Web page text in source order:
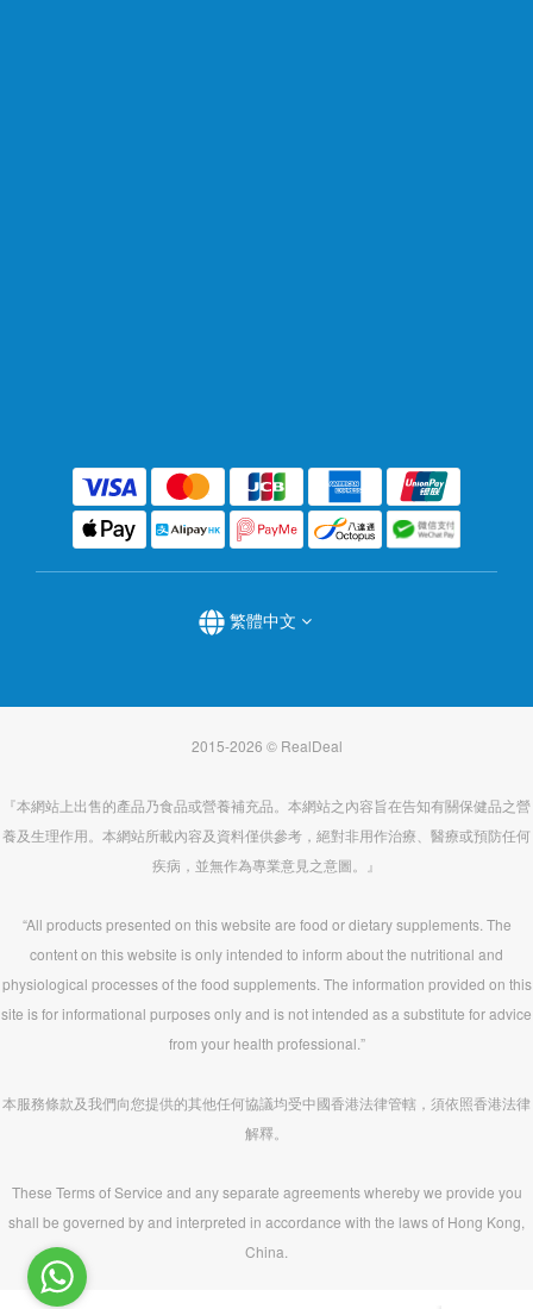
繁體中文
2015-2026 © RealDeal
『本網站上出售的產品乃食品或營養補充品。本網站之內容旨在告知有關保健品之營
養及生理作用。本網站所載內容及資料僅供參考，絕對非用作治療、醫療或預防任何
疾病，並無作為專業意見之意圖。』
“All products presented on this website are food or dietary supplements. The
content on this website is only intended to inform about the nutritional and
physiological processes of the food supplements. The information provided on this
site is for informational purposes only and is not intended as a substitute for advice
from your health professional.”
本服務條款及我們向您提供的其他任何協議均受中國香港法律管轄，須依照香港法律
解釋。
These Terms of Service and any separate agreements whereby we provide you
shall be governed by and interpreted in accordance with the laws of Hong Kong,
China.